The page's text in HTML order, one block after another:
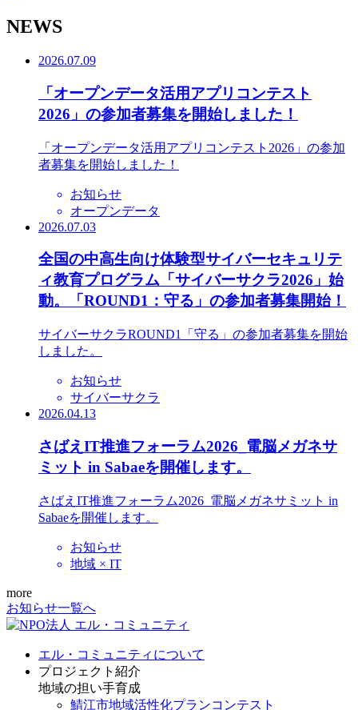
NEWS
2026.07.09
「オープンデータ活用アプリコンテスト
2026」の参加者募集を開始しました！
「オープンデータ活用アプリコンテスト2026」の参加
者募集を開始しました！
お知らせ
オープンデータ
2026.07.03
全国の中高生向け体験型サイバーセキュリテ
ィ教育プログラム「サイバーサクラ2026」始
動。「ROUND1：守る」の参加者募集開始！
サイバーサクラROUND1「守る」の参加者募集を開始
しました。
お知らせ
サイバーサクラ
2026.04.13
さばえIT推進フォーラム2026_電脳メガネサ
ミット in Sabaeを開催します。
さばえIT推進フォーラム2026_電脳メガネサミット in
Sabaeを開催します。
お知らせ
地域 × IT
more
お知らせ一覧へ
エル・コミュニティについて
プロジェクト紹介
地域の担い手育成
鯖江市地域活性化プランコンテスト